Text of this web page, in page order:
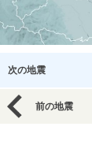
次の地震
前の地震